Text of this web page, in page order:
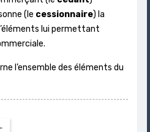
(le cessionnaire) la
lui permettant
l’ensemble des éléments du